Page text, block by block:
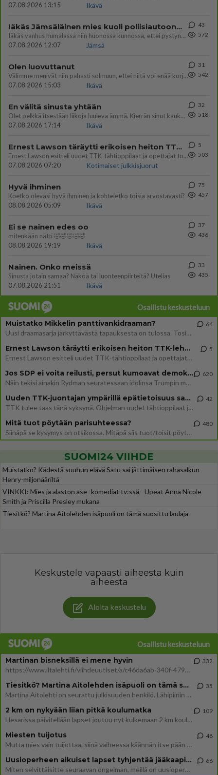
07.08.2026 13:15
Ikävä
Iäkäs Jämsäläinen mies kuoli poliisiautoon matkalla Jyväskylän putkaan
Iäkäs vanhus humalassa niin huonossa kunnossa, ettei pystynyt huolehtimaan itsestään niin ainoa apu sillä hetkellä oli
07.08.2026 12:07
Jämsä
43
572
Olen luovuttanut
Välimme menivät niin pahasti solmuun, ettei niitä voi enää korjata. On aika jatkaa elämässä eteenpäin. Toivon sulle kaik
07.08.2026 15:03
Ikävä
31
542
En välitä sinusta yhtään
Olet pelkkä itsestään liikoja luuleva ämmä. Kierrän sinut kaukaa nyt ja aina. Olit mulle pelkkä lelu vaan.
07.08.2026 17:14
Ikävä
32
518
Ernest Lawson täräytti erikoisen heiton TTK-lehdistötilaisuudessa: " Onko tässä tarkoituksena...?"
Ernest Lawson esitteli uudet TTK-tähtioppilaat ja opettajat torstaina 6.8. lehdistölle. Tulevalla kaudella on yksi hausk
07.08.2026 07:20
Kotimaiset julkkisjuorut
5
503
Hyvä ihminen
Koetko olevasi hyvä ihminen ja kohteletko toisia arvostavasti?
08.08.2026 05:09
Ikävä
75
457
Ei se nainen edes oo
mitenkään nätti 🤣🤣🤣🤣🤣
08.08.2026 19:19
Ikävä
37
436
Nainen. Onko meissä
Sinusta jotain samaa? Näköä tai luonteenpiirteitä? Utelias
07.08.2026 21:51
Ikävä
33
435
Osallistu keskusteluun
Muistatko Mikkelin panttivankidraaman?
Uusi draamasarja järkyttävästä tapauksesta on tulossa. Tositapahtumiin perustuva sarja ammentaa vuoden 1986 Mikkelin pan
64
Ernest Lawson täräytti erikoisen heiton TTK-lehdistötilaisuudessa: " Onko tässä tarkoituksena...?"
Ernest Lawson esitteli uudet TTK-tähtioppilaat ja opettajat torstaina 6.8. lehdistölle. Tulevalla kaudella on yksi hausk
5
Jos SDP ei voita reilusti, persut kumoavat demokratian Suomesta
Näin tekisi ainakin Rydman seuratessaan idolinsa Trumpin mallia https://www.is.fi/politiikka/art-2000012187244.html
620
Uuden TTK-juontajan ympärillä epätietoisuus sakenee - Nyt MTV hämmentää soppaa
TTK tulee taas tänä syksynä. Ohjelman uudet tähtioppilaat julkistetaan torstaina 6. elokuuta klo 14 alkavassa lehdistö
42
Mitä tuot pöytään parisuhteessa?
Siinäpä se kysymys on otsikossa. Mitäpä siis tuot/toisit pöytään parisuhteessa? Oletko mies vai nainen? Koetko sen mitä
480
SUOMI24 VIIHDE
Muistatko? Kädestä suuhun elävä Satu sai jättimäisen rahasalkun
Henry-miljonääriltä
VINKKI: Mies ja alaston ase -komediat tv:ssä - Upeat Anna Nicole
Smith ja Priscilla Presley mukana
Tiesitkö? Martina Aitolehden isäpuoli on tämä suosittu laulaja
Keskustele vapaasti aiheesta kuin
aiheesta
Aloita keskustelu
Osallistu keskusteluun
Martinan bisneksillä ei mene hyvin
https://www.iltalehti.fi/viihdeuutiset/a/c46da6ab-340f-4790-aaa7-0865eed2336 Yrityksen konkurssihakemus on tullut kärä
332
Tiesitkö? Martina Aitolehden isäpuoli on tämä suosittu laulaja
Martina Aitolehti on seurattu julkisuuden henkilö. Lähipiiriin mahtuu muitakin tunnettuja henkilöitä. Tiesitkö, että Ma
35
2 km on nykyään liian pitkä koulumatka
Hesarissa päivitellään lapset joutuu nyt kulkemaan 2 km kouluun jösses. Ruostefillarilla tuo matka menee vaikka miten äk
109
Miesten tuijotus
Mutta mies vain tuijottaa, siinä vaiheessa käännän itse pään pois. Mikä juttu? Yleensä jos joku tuijottaa tai katsoo, hä
48
Uusioperheen aikuiset lapset tyhjentää jääkaapin käydessään
Miten selvittäisitte seuraavan ongelman, meillä on uusioperhe, minulla teini-ikäiset lapset ja puolisolla aikuiset, jotk
66